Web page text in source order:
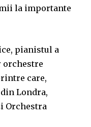
part of the
on our website
worry, we respect
Your information is
la importante
pianistul a
orchestre
care,
Londra,
Orchestra